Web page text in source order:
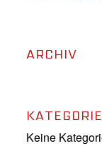
ARCHIV
Keine